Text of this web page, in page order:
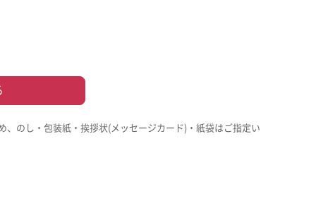
のし・包装紙・挨拶状(メッセージカード)・紙袋はご指定い